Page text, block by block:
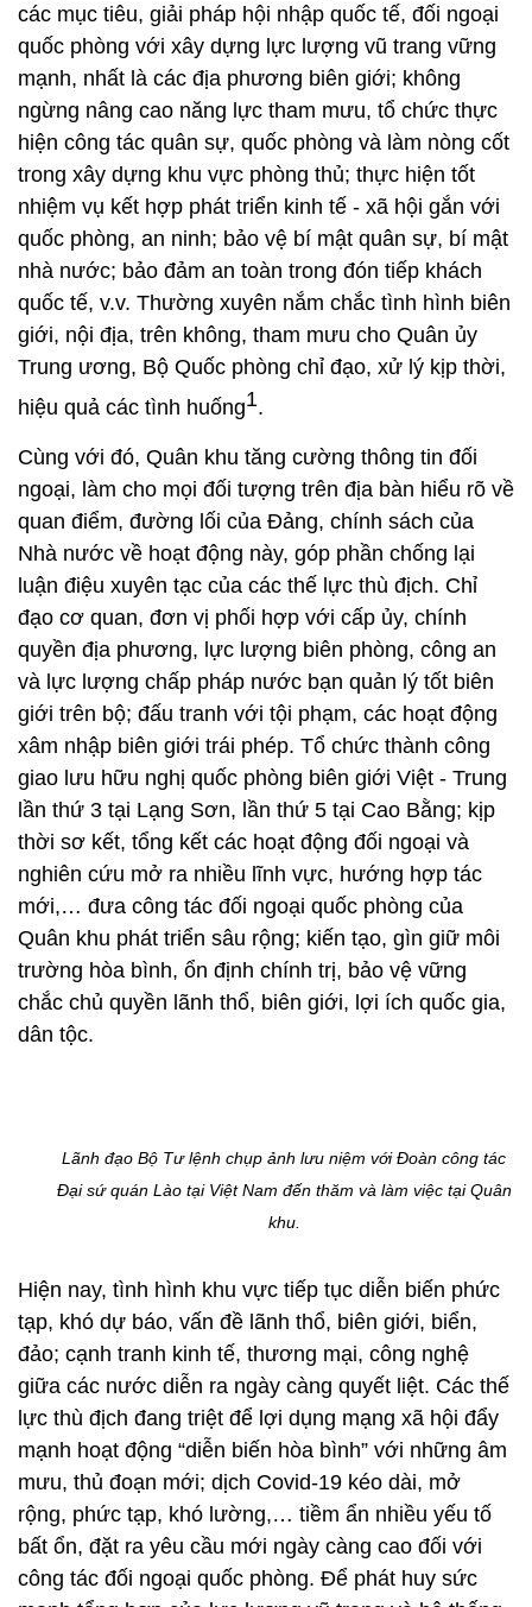
các mục tiêu, giải pháp hội nhập quốc tế, đối ngoại
quốc phòng với xây dựng lực lượng vũ trang vững
mạnh, nhất là các địa phương biên giới; không
ngừng nâng cao năng lực tham mưu, tổ chức thực
hiện công tác quân sự, quốc phòng và làm nòng cốt
trong xây dựng khu vực phòng thủ; thực hiện tốt
nhiệm vụ kết hợp phát triển kinh tế - xã hội gắn với
quốc phòng, an ninh; bảo vệ bí mật quân sự, bí mật
nhà nước; bảo đảm an toàn trong đón tiếp khách
quốc tế, v.v. Thường xuyên nắm chắc tình hình biên
giới, nội địa, trên không, tham mưu cho Quân ủy
Trung ương, Bộ Quốc phòng chỉ đạo, xử lý kịp thời,
hiệu quả các tình huống1.
Cùng với đó, Quân khu tăng cường thông tin đối
ngoại, làm cho mọi đối tượng trên địa bàn hiểu rõ về
quan điểm, đường lối của Đảng, chính sách của
Nhà nước về hoạt động này, góp phần chống lại
luận điệu xuyên tạc của các thế lực thù địch. Chỉ
đạo cơ quan, đơn vị phối hợp với cấp ủy, chính
quyền địa phương, lực lượng biên phòng, công an
và lực lượng chấp pháp nước bạn quản lý tốt biên
giới trên bộ; đấu tranh với tội phạm, các hoạt động
xâm nhập biên giới trái phép. Tổ chức thành công
giao lưu hữu nghị quốc phòng biên giới Việt - Trung
lần thứ 3 tại Lạng Sơn, lần thứ 5 tại Cao Bằng; kịp
thời sơ kết, tổng kết các hoạt động đối ngoại và
nghiên cứu mở ra nhiều lĩnh vực, hướng hợp tác
mới,… đưa công tác đối ngoại quốc phòng của
Quân khu phát triển sâu rộng; kiến tạo, gìn giữ môi
trường hòa bình, ổn định chính trị, bảo vệ vững
chắc chủ quyền lãnh thổ, biên giới, lợi ích quốc gia,
dân tộc.
Lãnh đạo Bộ Tư lệnh chụp ảnh lưu niệm với Đoàn công tác
Đại sứ quán Lào tại Việt Nam đến thăm và làm việc tại Quân
khu.
Hiện nay, tình hình khu vực tiếp tục diễn biến phức
tạp, khó dự báo, vấn đề lãnh thổ, biên giới, biển,
đảo; cạnh tranh kinh tế, thương mại, công nghệ
giữa các nước diễn ra ngày càng quyết liệt. Các thế
lực thù địch đang triệt để lợi dụng mạng xã hội đẩy
mạnh hoạt động “diễn biến hòa bình” với những âm
mưu, thủ đoạn mới; dịch Covid-19 kéo dài, mở
rộng, phức tạp, khó lường,… tiềm ẩn nhiều yếu tố
bất ổn, đặt ra yêu cầu mới ngày càng cao đối với
công tác đối ngoại quốc phòng. Để phát huy sức